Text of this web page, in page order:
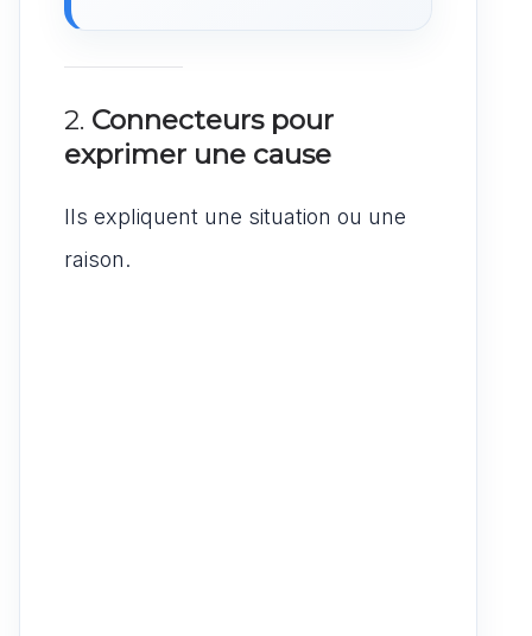
2. Connecteurs pour
exprimer une cause
Ils expliquent une situation ou une
raison.